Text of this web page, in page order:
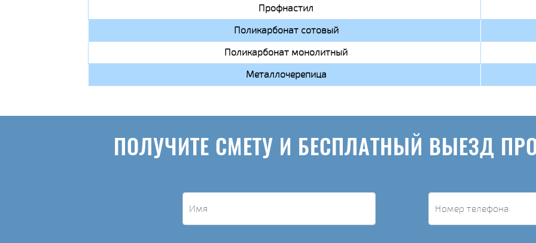
Профнастил
Поликарбонат сотовый
Поликарбонат монолитный
Металлочерепица
ПОЛУЧИТЕ СМЕТУ И БЕСПЛАТНЫЙ ВЫЕЗД